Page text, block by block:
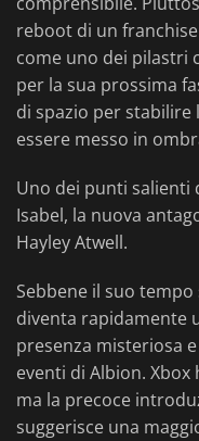
reboot di un
come uno dei pilastri
per la sua prossima
di spazio per
essere messo in
Uno dei punti
Isabel, la nuova
Hayley Atwell.
Sebbene il suo
diventa rapidamente
presenza misteriosa
eventi di Albion.
ma la precoce
suggerisce una